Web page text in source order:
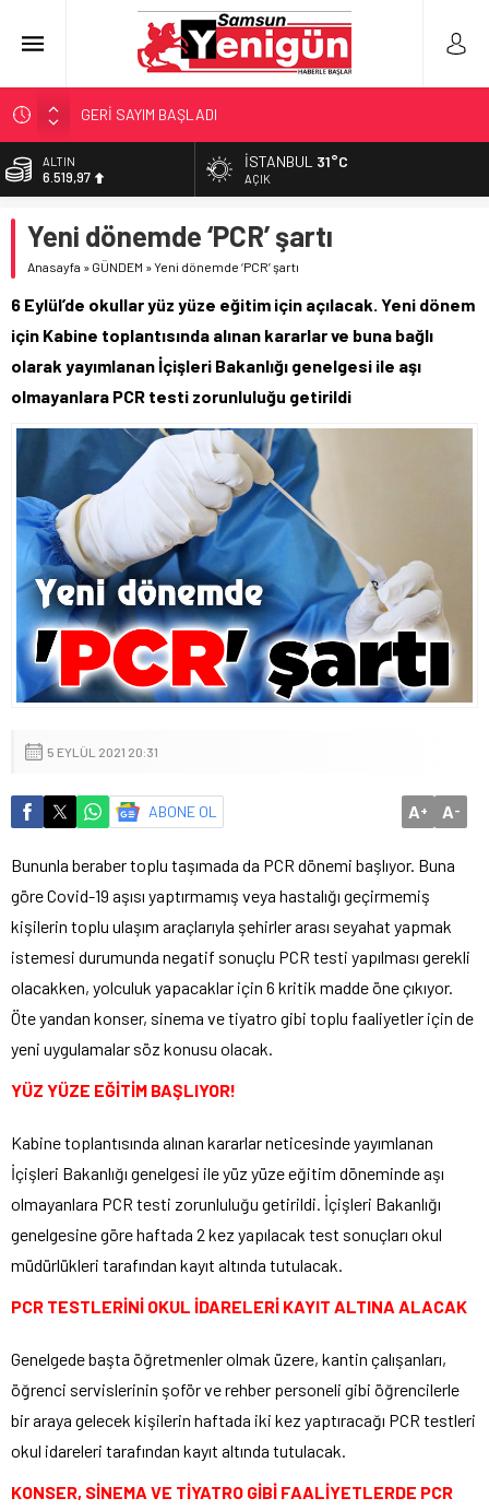
GERİ SAYIM BAŞLADI
SAMSUNSPOR’DA HEDEF 5’İNCİLİK!
‘BAFRA’YA YATIRIM YAPIN!’
YÖNETİCİ SEÇERKEN YAPILAN EN BÜYÜK HATALAR
ALTIN
6.519,97
13.798,82
DOLAR
55,0112
İSTANBUL 31°C
AÇIK
Yeni dönemde ‘PCR’ şartı
Anasayfa » GÜNDEM »Yeni dönemde ‘PCR’ şartı
6 Eylül’de okullar yüz yüze eğitim için açılacak. Yeni dönem
için Kabine toplantısında alınan kararlar ve buna bağlı
olarak yayımlanan İçişleri Bakanlığı genelgesi ile aşı
olmayanlara PCR testi zorunluluğu getirildi
5 EYLÜL 2021 20:31
ABONE OL A+ A-
Bununla beraber toplu taşımada da PCR dönemi başlıyor. Buna
göre Covid-19 aşısı yaptırmamış veya hastalığı geçirmemiş
kişilerin toplu ulaşım araçlarıyla şehirler arası seyahat yapmak
istemesi durumunda negatif sonuçlu PCR testi yapılması gerekli
olacakken, yolculuk yapacaklar için 6 kritik madde öne çıkıyor.
Öte yandan konser, sinema ve tiyatro gibi toplu faaliyetler için de
yeni uygulamalar söz konusu olacak.
YÜZ YÜZE EĞİTİM BAŞLIYOR!
Kabine toplantısında alınan kararlar neticesinde yayımlanan
İçişleri Bakanlığı genelgesi ile yüz yüze eğitim döneminde aşı
olmayanlara PCR testi zorunluluğu getirildi. İçişleri Bakanlığı
genelgesine göre haftada 2 kez yapılacak test sonuçları okul
müdürlükleri tarafından kayıt altında tutulacak.
PCR TESTLERİNİ OKUL İDARELERİ KAYIT ALTINA ALACAK
Genelgede başta öğretmenler olmak üzere, kantin çalışanları,
öğrenci servislerinin şoför ve rehber personeli gibi öğrencilerle
bir araya gelecek kişilerin haftada iki kez yaptıracağı PCR testleri
okul idareleri tarafından kayıt altında tutulacak.
KONSER, SİNEMA VE TİYATRO GİBİ FAALİYETLERDE PCR